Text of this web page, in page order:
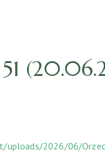
51
2026/06/